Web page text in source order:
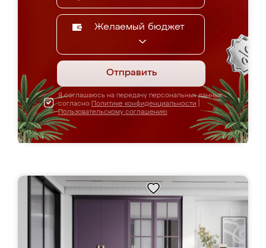
Желаемый бюджет
Отправить
Я соглашаюсь на передачу персональных данных
согласно Политике конфиденциальности
Пользовательскому соглашению